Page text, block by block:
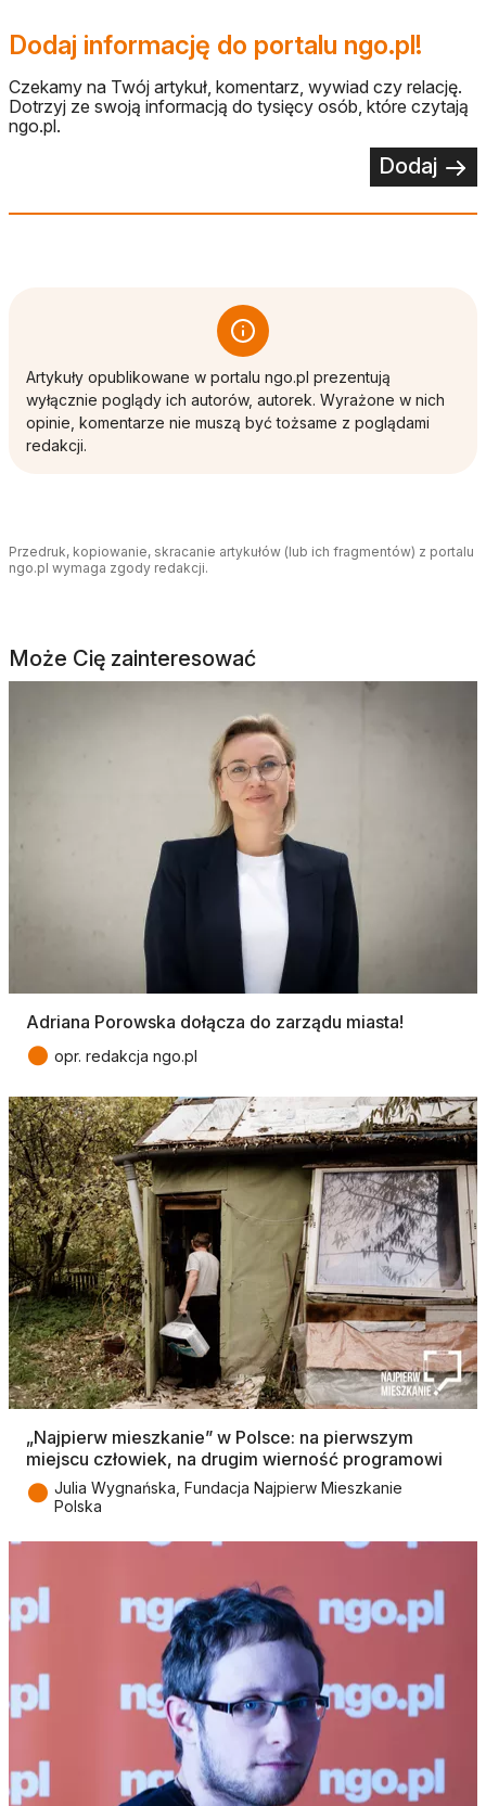
Dodaj informację do portalu ngo.pl!
Czekamy na Twój artykuł, komentarz, wywiad czy relację.
Dotrzyj ze swoją informacją do tysięcy osób, które czytają
ngo.pl.
Dodaj
Artykuły opublikowane w portalu ngo.pl prezentują
wyłącznie poglądy ich autorów, autorek. Wyrażone w nich
opinie, komentarze nie muszą być tożsame z poglądami
redakcji.
Przedruk, kopiowanie, skracanie artykułów (lub ich fragmentów) z portalu
ngo.pl wymaga zgody redakcji.
Może Cię zainteresować
Adriana Porowska dołącza do zarządu miasta!
● opr. redakcja ngo.pl
„Najpierw mieszkanie” w Polsce: na pierwszym
miejscu człowiek, na drugim wierność programowi
● Julia Wygnańska, Fundacja Najpierw Mieszkanie
Polska